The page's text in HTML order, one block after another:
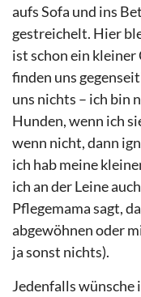
aufs Sofa und ins
gestreichelt. Hier
ist schon ein
finden uns
uns nichts – ich bin
Hunden, wenn ich
wenn nicht, dann
ich hab meine
ich an der Leine
Pflegemama sagt,
abgewöhnen oder
ja sonst nichts).
Jedenfalls wünsche